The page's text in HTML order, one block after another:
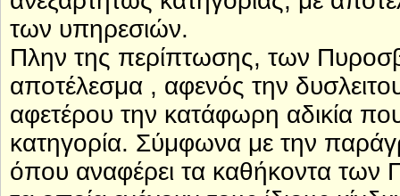
των υπηρεσιών.
Πλην της περίπτωσης, των
αποτέλεσμα , αφενός την
αφετέρου την κατάφωρη αδικία
κατηγορία. Σύμφωνα με την
όπου αναφέρει τα καθήκοντα